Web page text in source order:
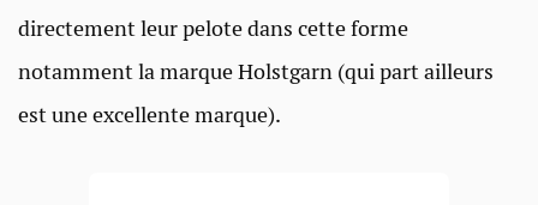
directement leur pelote dans cette forme
notamment la marque Holstgarn (qui part ailleurs
est une excellente marque).